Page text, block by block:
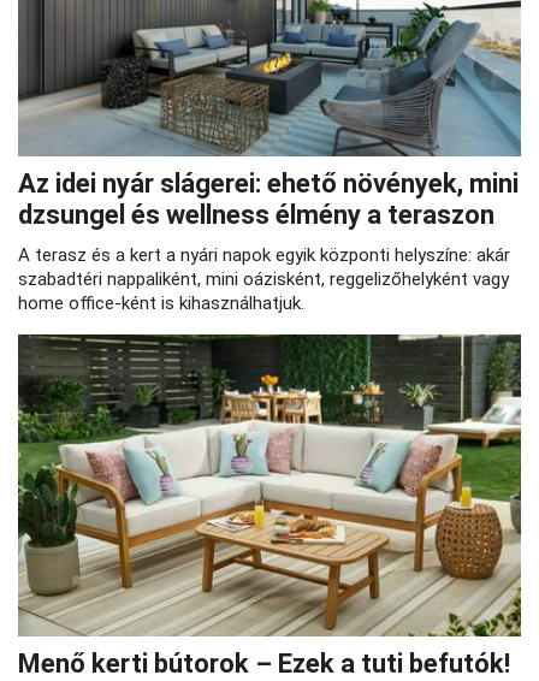
Az idei nyár slágerei: ehető növények, mini
dzsungel és wellness élmény a teraszon
A terasz és a kert a nyári napok egyik központi helyszíne: akár
szabadtéri nappaliként, mini oázisként, reggelizőhelyként vagy
home office-ként is kihasználhatjuk.
Menő kerti bútorok – Ezek a tuti befutók!